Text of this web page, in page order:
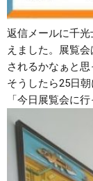
返信メールに千
えました。展覧
されるかなぁと思
そうしたら25日
「今日展覧会に